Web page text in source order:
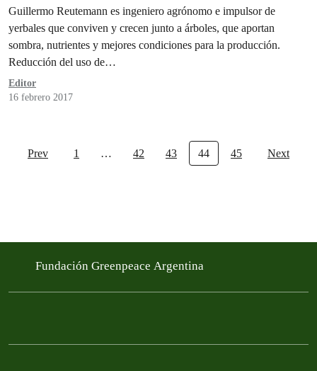
Guillermo Reutemann es ingeniero agrónomo e impulsor de
yerbales que conviven y crecen junto a árboles, que aportan
sombra, nutrientes y mejores condiciones para la producción.
Reducción del uso de…
Editor
16 febrero 2017
Prev 1 … 42 43 44 45 Next
Fundación Greenpeace Argentina